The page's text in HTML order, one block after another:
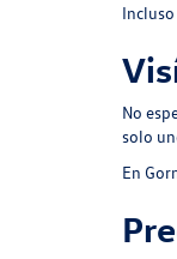
No
solo
En